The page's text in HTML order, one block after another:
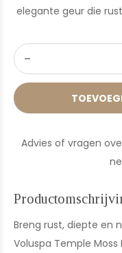
elegante geur die
Advies of vragen
Breng rust, diepte en
Voluspa Temple Moss